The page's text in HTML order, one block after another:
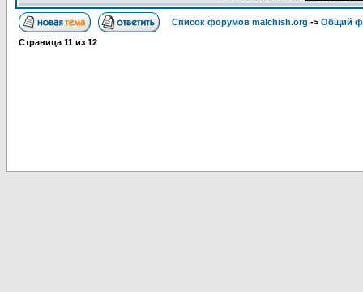
Список форумов malchish.org -> Общий
Страница 11 из 12